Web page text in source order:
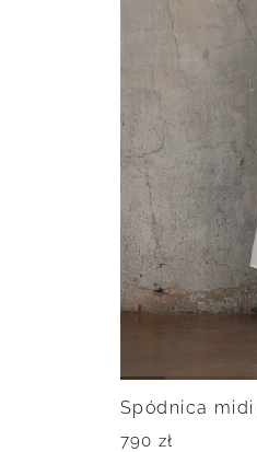
Spódnica
790 zł